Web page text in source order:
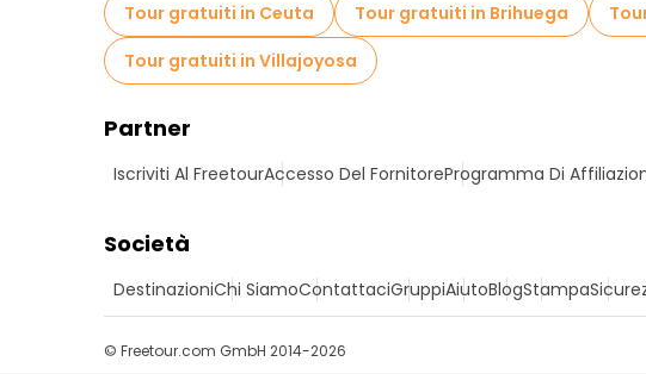
Tour gratuiti in Ceuta
Tour gratuiti in Brihuega
Tour gratuiti in Villajoyosa
Partner
Iscriviti Al FreetourAccesso Del FornitoreProgramma Di
Società
DestinazioniChi SiamoContattaciGruppiAiutoBlogStampa
© Freetour.com GmbH 2014-2026